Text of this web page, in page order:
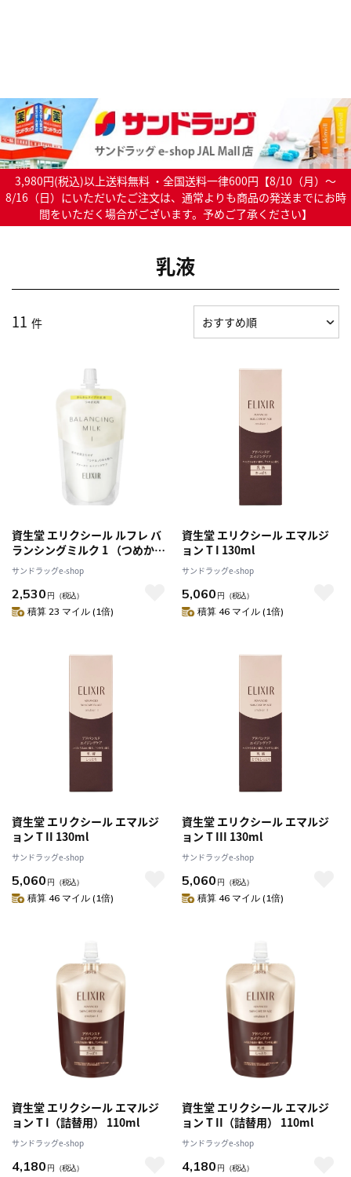
3,980円(税込)以上送料無料 ・全国送料一律600円【8/10（月）～
8/16（日）にいただいたご注文は、通常よりも商品の発送までにお時
間をいただく場合がございます。予めご了承ください】
乳液
11 件
資生堂 エリクシール ルフレ バ
ランシングミルク 1 （つめかえ
用） 110ml
サンドラッグe-shop
2,530 円 （税込）
積算 23 マイル (1倍)
資生堂 エリクシール エマルジ
ョン T I 130ml
サンドラッグe-shop
5,060 円 （税込）
積算 46 マイル (1倍)
資生堂 エリクシール エマルジ
ョン T II 130ml
サンドラッグe-shop
5,060 円 （税込）
積算 46 マイル (1倍)
資生堂 エリクシール エマルジ
ョン T III 130ml
サンドラッグe-shop
5,060 円 （税込）
積算 46 マイル (1倍)
資生堂 エリクシール エマルジ
ョン T I（詰替用） 110ml
サンドラッグe-shop
4,180 円 （税込）
資生堂 エリクシール エマルジ
ョン T II（詰替用） 110ml
サンドラッグe-shop
4,180 円 （税込）